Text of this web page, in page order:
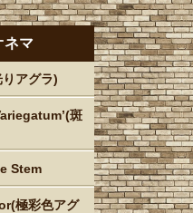
ネマ
アグラ)
斑
Stem
極彩色アグ